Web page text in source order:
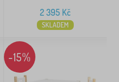
2 395 Kč
SKLADEM
-15%